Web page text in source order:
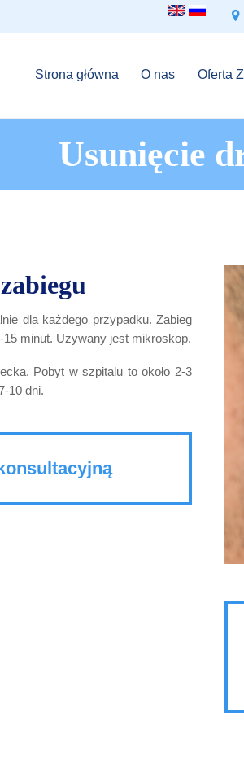

Strona główna O nas Oferta
Usunięcie
dla każdego przypadku. Zabieg
minut. Używany jest mikroskop.
Pobyt w szpitalu to około 2-3
10 dni.